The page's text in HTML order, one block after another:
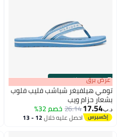
00m:00s
·باقي 100%
3
عرض برق
تومي هيلفيغر شباشب فليب فلوب
بشعار حزام ويب
د.ب‏17.54
26.14خصم 32%
احصل عليه خلال 12 - 13
اغسطس